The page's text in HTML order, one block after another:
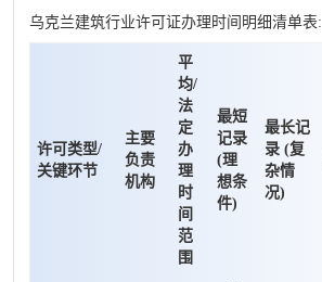
乌克兰建筑行业许可证办理时间明细清单表:
许可类型/
关键环节
主要
负责
机构
平
均/
法
定
办
理
时
间
范
围
最短
记录
(理
想条
件)
最长记
录 (复
杂情
况)